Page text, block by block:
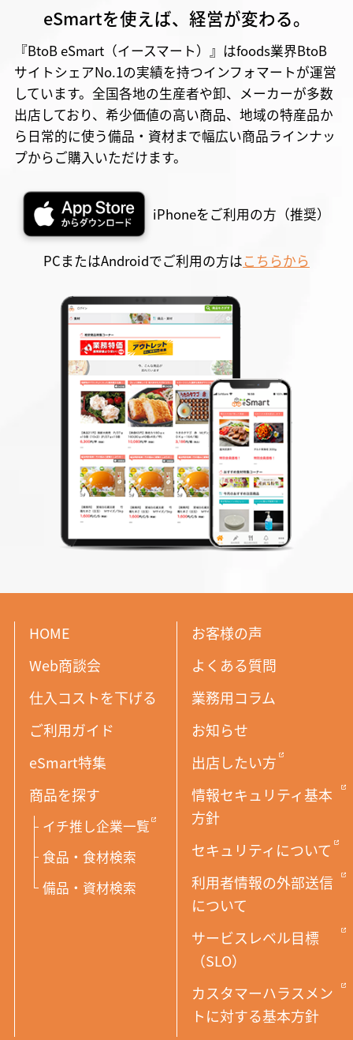
eSmartを使えば、経営が変わる。
『BtoB eSmart（イースマート）』はfoods業界BtoB
サイトシェアNo.1の実績を持つインフォマートが運営
しています。全国各地の生産者や卸、メーカーが多数
出店しており、希少価値の高い商品、地域の特産品か
ら日常的に使う備品・資材まで幅広い商品ラインナッ
プからご購入いただけます。
iPhoneをご利用の方（推奨）
PCまたはAndroidでご利用の方はこちらから
HOME
Web商談会
仕入コストを下げる
ご利用ガイド
eSmart特集
商品を探す
イチ推し企業一覧
食品・食材検索
備品・資材検索
お客様の声
よくある質問
業務用コラム
お知らせ
出店したい方
情報セキュリティ基本
方針
セキュリティについて
利用者情報の外部送信
について
サービスレベル目標
（SLO）
カスタマーハラスメン
トに対する基本方針